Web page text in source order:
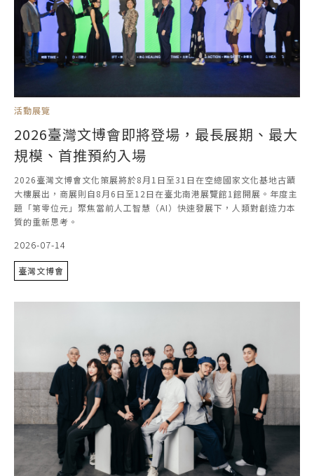
活動展覽
2026臺灣文博會即將登場，最長展期、最大
規模、首推預約入場
2026臺灣文博會文化策展將於8月1日至31日在空總國家文化基地古蹟
大樓展出，商展則自8月6日至12日在臺北南港展覽館1館開展。年度主
題「第零位元」聚焦當前人工智慧（AI）快速發展下，人類對創造力本
質的重新思考。
2026-07-14
臺灣文博會